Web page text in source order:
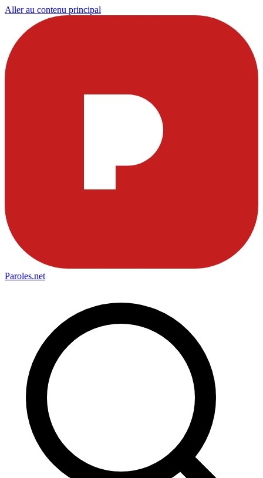
Aller au contenu principal
Paroles.net